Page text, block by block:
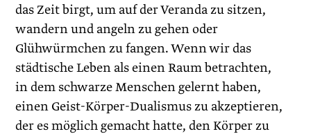
das Zeit birgt, um auf der Veranda zu sitzen,
wandern und angeln zu gehen oder
Glühwürmchen zu fangen. Wenn wir das
städtische Leben als einen Raum betrachten,
in dem schwarze Menschen gelernt haben,
einen Geist-Körper-Dualismus zu akzeptieren,
der es möglich gemacht hatte, den Körper zu